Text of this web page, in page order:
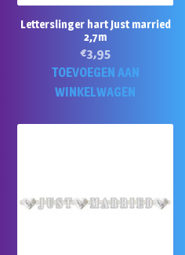
Letterslinger hart Just married
2,7m
€3,95
TOEVOEGEN AAN
WINKELWAGEN